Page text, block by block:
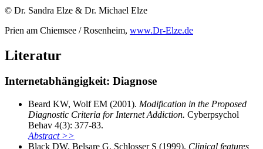
© Dr. Sandra Elze & Dr. Michael Elze
Prien am Chiemsee / Rosenheim, www.Dr-Elze.de
Literatur
Internetabhängigkeit: Diagnose
Beard KW, Wolf EM (2001). Modification in the Proposed
Diagnostic Criteria for Internet Addiction. Cyberpsychol
Behav 4(3): 377-83.
Abstract >>
Black DW, Belsare G, Schlosser S (1999). Clinical features,